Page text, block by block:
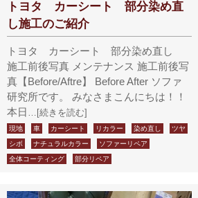
トヨタ カーシート 部分染め直
し施工のご紹介
トヨタ カーシート 部分染め直し
施工前後写真 メンテナンス 施工前後写
真【Before/Aftre】 Before After ソファ
研究所です。 みなさまこんにちは！！
本日
…[続きを読む]
現地 車 カーシート リカラー 染め直し
ツヤ
シボ
ナチュラルカラー
ソファーリペア
全体コーティング
部分リペア